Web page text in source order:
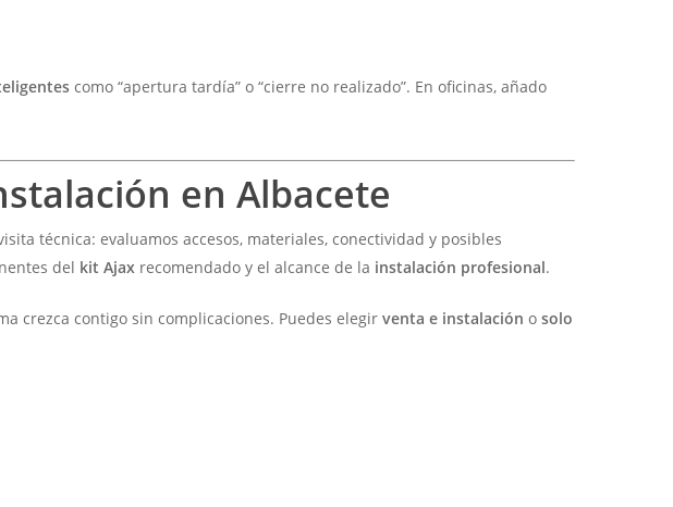
como “apertura tardía” o “cierre no realizado”. En oficinas, añado
en Albacete
técnica: evaluamos accesos, materiales, conectividad y posibles
del kit Ajax recomendado y el alcance de la instalación profesional.
crezca contigo sin complicaciones. Puedes elegirventa e instalación osolo